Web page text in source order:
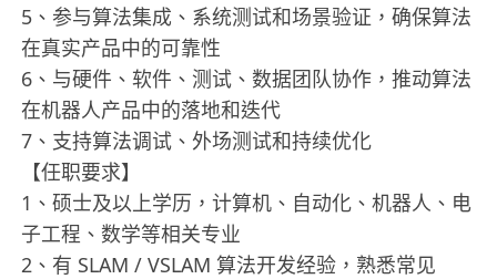
5、参与算法集成、系统测试和场景验证，确保算法
在真实产品中的可靠性
6、与硬件、软件、测试、数据团队协作，推动算法
在机器人产品中的落地和迭代
7、支持算法调试、外场测试和持续优化
【任职要求】
1、硕士及以上学历，计算机、自动化、机器人、电
子工程、数学等相关专业
2、有 SLAM / VSLAM 算法开发经验，熟悉常见